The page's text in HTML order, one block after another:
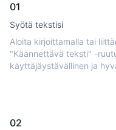
01
Syötä tekstisi
Aloita kirjoittamalla tai
"Käännettävä teksti" -
käyttäjäystävällinen ja
02